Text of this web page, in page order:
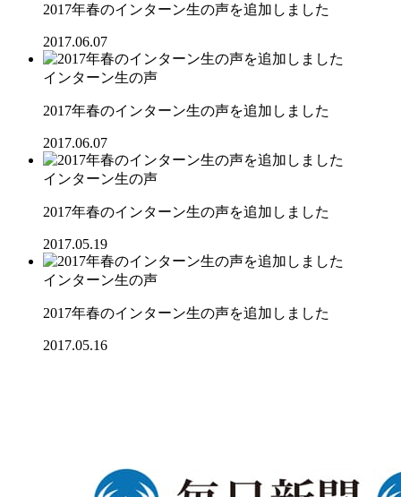
2017年春のインターン生の声を追加しました
2017.06.07
インターン生の声
2017年春のインターン生の声を追加しました
2017.06.07
インターン生の声
2017年春のインターン生の声を追加しました
2017.05.19
インターン生の声
2017年春のインターン生の声を追加しました
2017.05.16